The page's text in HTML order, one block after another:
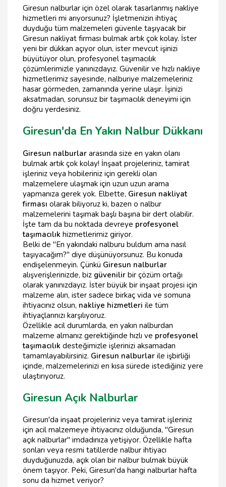
Giresun nalburlar için özel olarak tasarlanmış nakliye
hizmetleri mi arıyorsunuz? İşletmenizin ihtiyaç
duyduğu tüm malzemeleri güvenle taşıyacak bir
Giresun nakliyat firması bulmak artık çok kolay. İster
yeni bir dükkan açıyor olun, ister mevcut işinizi
büyütüyor olun, profesyonel taşımacılık
çözümlerimizle yanınızdayız. Güvenilir ve hızlı nakliye
hizmetlerimiz sayesinde, nalburiye malzemeleriniz
hasar görmeden, zamanında yerine ulaşır. İşinizi
aksatmadan, sorunsuz bir taşımacılık deneyimi için
doğru yerdesiniz.
Giresun'da En Yakın Nalbur Dükkanı
Giresun nalburlar arasında size en yakın olanı
bulmak artık çok kolay! İnşaat projeleriniz, tamirat
işleriniz veya hobileriniz için gerekli olan
malzemelere ulaşmak için uzun uzun arama
yapmanıza gerek yok. Elbette, Giresun nakliyat
firması olarak biliyoruz ki, bazen o nalbur
malzemelerini taşımak başlı başına bir dert olabilir.
İşte tam da bu noktada devreye profesyonel
taşımacılık hizmetlerimiz giriyor.
Belki de "En yakındaki nalburu buldum ama nasıl
taşıyacağım?" diye düşünüyorsunuz. Bu konuda
endişelenmeyin. Çünkü Giresun nalburlar
alışverişlerinizde, biz güvenilir bir çözüm ortağı
olarak yanınızdayız. İster büyük bir inşaat projesi için
malzeme alın, ister sadece birkaç vida ve somuna
ihtiyacınız olsun, nakliye hizmetleri ile tüm
ihtiyaçlarınızı karşılıyoruz.
Özellikle acil durumlarda, en yakın nalburdan
malzeme almanız gerektiğinde hızlı ve profesyonel
taşımacılık desteğimizle işlerinizi aksamadan
tamamlayabilirsiniz. Giresun nalburlar ile işbirliği
içinde, malzemelerinizi en kısa sürede istediğiniz yere
ulaştırıyoruz.
Giresun Açık Nalburlar
Giresun'da inşaat projeleriniz veya tamirat işleriniz
için acil malzemeye ihtiyacınız olduğunda, "Giresun
açık nalburlar" imdadınıza yetişiyor. Özellikle hafta
sonları veya resmi tatillerde nalbur ihtiyacı
duyduğunuzda, açık olan bir nalbur bulmak büyük
önem taşıyor. Peki, Giresun'da hangi nalburlar hafta
sonu da hizmet veriyor?